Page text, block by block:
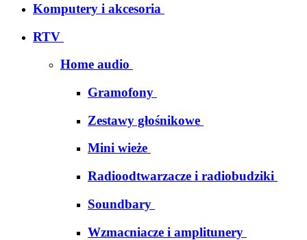
Komputery i akcesoria
RTV
Home audio
Gramofony
Zestawy głośnikowe
Mini wieże
Radioodtwarzacze i radiobudziki
Soundbary
Wzmacniacze i amplitunery